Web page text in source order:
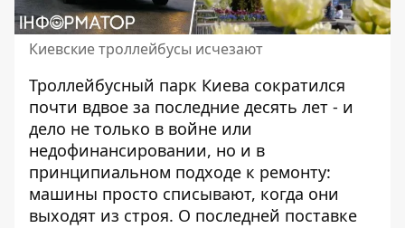
Киевские троллейбусы исчезают
Троллейбусный парк Киева сократился
почти вдвое за последние десять лет - и
дело не только в войне или
недофинансировании, но и в
принципиальном подходе к ремонту:
машины просто списывают, когда они
выходят из строя. О последней поставке